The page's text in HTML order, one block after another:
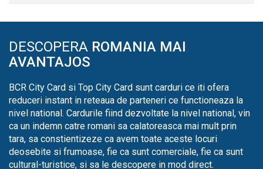
DESCOPERA ROMANIA MAI
AVANTAJOS
BCR City Card si Top City Card sunt carduri ce iti ofera
reduceri instant in reteaua de parteneri ce functioneaza la
nivel national. Cardurile fiind dezvoltate la nivel national, vin
ca un indemn catre romani sa calatoreasca mai mult prin
tara, sa constientizeze ca avem toate aceste locuri
deosebite si frumoase, fie ca sunt comerciale, fie ca sunt
cultural-turistice, si sa le descopere in mod direct.